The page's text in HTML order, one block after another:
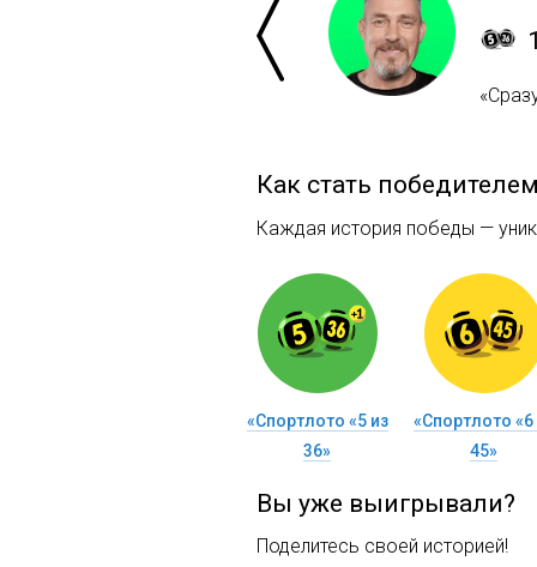
Как стать
Каждая история победы —
«Спортлото «5 из
36»
«Спортлото «6
45»
Вы уже выигрывали?
Поделитесь своей историей!